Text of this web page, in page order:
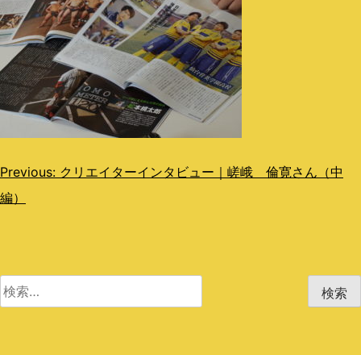
t
投
稿
ゲ
Previous: クリエイターインタビュー｜嵯峨 倫寛さん（中
編）
検